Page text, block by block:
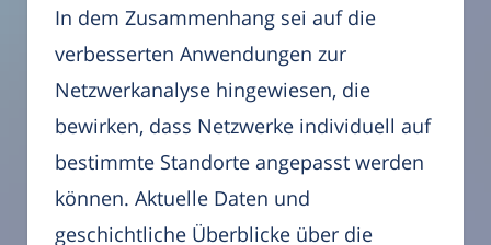
In dem Zusammenhang sei auf die
verbesserten Anwendungen zur
Netzwerkanalyse hingewiesen, die
bewirken, dass Netzwerke individuell auf
bestimmte Standorte angepasst werden
können. Aktuelle Daten und
geschichtliche Überblicke über die